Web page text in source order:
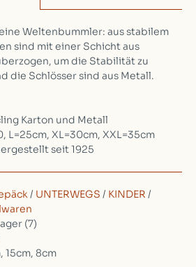
Weltenbummler: aus stabilem
sind mit einer Schicht aus
um die Stabilität zu
die Schlösser sind aus Metall.
Karton und Metall
L=25cm, XL=30cm, XXL=35cm
seit 1925
/ UNTERWEGS / KINDER /
(7)
15cm, 8cm